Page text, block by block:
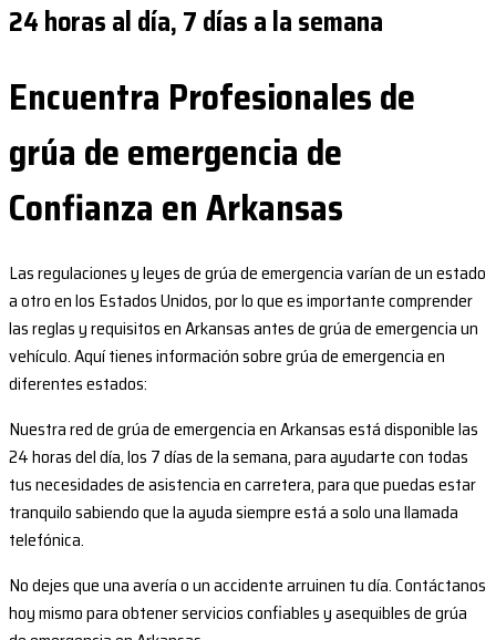
24 horas al día, 7 días a la semana
Encuentra Profesionales de
grúa de emergencia de
Confianza en Arkansas
Las regulaciones y leyes de grúa de emergencia varían de un estado
a otro en los Estados Unidos, por lo que es importante comprender
las reglas y requisitos en Arkansas antes de grúa de emergencia un
vehículo. Aquí tienes información sobre grúa de emergencia en
diferentes estados:
Nuestra red de grúa de emergencia en Arkansas está disponible las
24 horas del día, los 7 días de la semana, para ayudarte con todas
tus necesidades de asistencia en carretera, para que puedas estar
tranquilo sabiendo que la ayuda siempre está a solo una llamada
telefónica.
No dejes que una avería o un accidente arruinen tu día. Contáctanos
hoy mismo para obtener servicios confiables y asequibles de grúa